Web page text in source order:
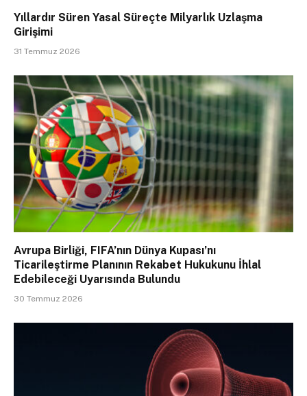
Yıllardır Süren Yasal Süreçte Milyarlık Uzlaşma
Girişimi
31 Temmuz 2026
Avrupa Birliği, FIFA’nın Dünya Kupası’nı
Ticarileştirme Planının Rekabet Hukukunu İhlal
Edebileceği Uyarısında Bulundu
30 Temmuz 2026